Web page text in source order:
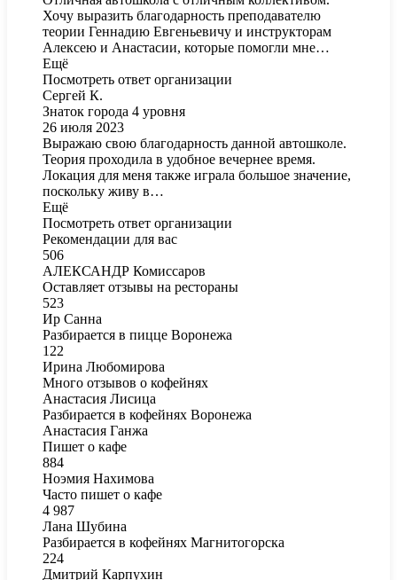
Хочу выразить благодарность преподавателю
теории Геннадию Евгеньевичу и инструкторам
Алексею и Анастасии, которые помогли мне…
Ещё
Посмотреть ответ организации
Сергей К.
Знаток города 4 уровня
26 июля 2023
Выражаю свою благодарность данной автошколе.
Теория проходила в удобное вечернее время.
Локация для меня также играла большое значение,
поскольку живу в…
Ещё
Посмотреть ответ организации
Рекомендации для вас
506
АЛЕКСАНДР Комиссаров
Оставляет отзывы на рестораны
523
Ир Санна
Разбирается в пицце Воронежа
122
Ирина Любомирова
Много отзывов о кофейнях
Анастасия Лисица
Разбирается в кофейнях Воронежа
Анастасия Ганжа
Пишет о кафе
884
Ноэмия Нахимова
Часто пишет о кафе
4 987
Лана Шубина
Разбирается в кофейнях Магнитогорска
224
Дмитрий Карпухин